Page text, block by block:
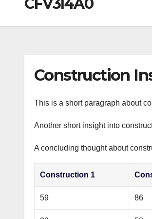
CFV3I4A0
Construction
This is a short paragraph about
Another short insight into
A concluding thought about
Construction 1
59 86
m